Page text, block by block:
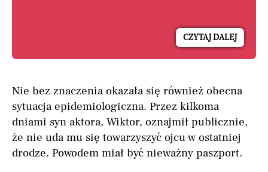
CZYTAJ DALEJ
Nie bez znaczenia okazała się również obecna
sytuacja epidemiologiczna. Przez kilkoma
dniami syn aktora, Wiktor, oznajmił publicznie,
że nie uda mu się towarzyszyć ojcu w ostatniej
drodze. Powodem miał być nieważny paszport.